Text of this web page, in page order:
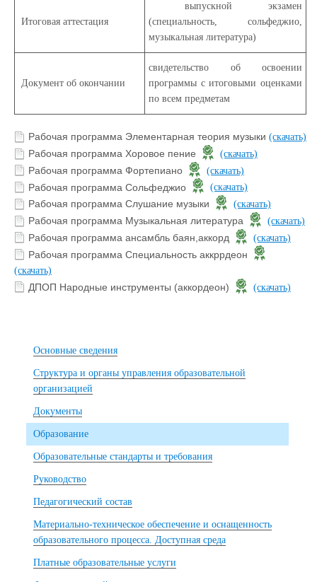
Итоговая аттестация
выпускной экзамен
(специальность, сольфеджио,
музыкальная литература)
Документ об окончании
свидетельство об освоении
программы с итоговыми оценками
по всем предметам
Рабочая программа Элементарная теория музыки (скачать)
Рабочая программа Хоровое пение (скачать)
Рабочая программа Фортепиано (скачать)
Рабочая программа Сольфеджио (скачать)
Рабочая программа Слушание музыки (скачать)
Рабочая программа Музыкальная литература (скачать)
Рабочая программа ансамбль баян,аккорд (скачать)
Рабочая программа Специальность аккррдеон
(скачать)
ДПОП Народные инструменты (аккордеон) (скачать)
Основные сведения
Структура и органы управления образовательной
организацией
Документы
Образование
Образовательные стандарты и требования
Руководство
Педагогический состав
Материально-техническое обеспечение и оснащенность
образовательного процесса. Доступная среда
Платные образовательные услуги